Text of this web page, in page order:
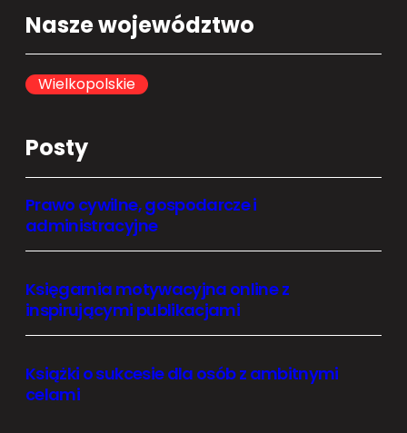
r
c
h
Nasze województwo
Wielkopolskie
Posty
Prawo cywilne, gospodarcze i
administracyjne
Księgarnia motywacyjna online z
inspirującymi publikacjami
Książki o sukcesie dla osób z ambitnymi
celami